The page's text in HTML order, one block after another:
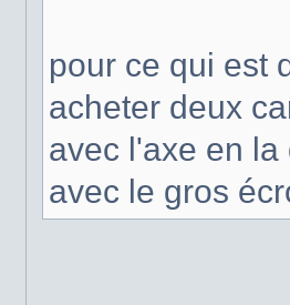
pour ce qui est
acheter deux
avec l'axe en
avec le gros